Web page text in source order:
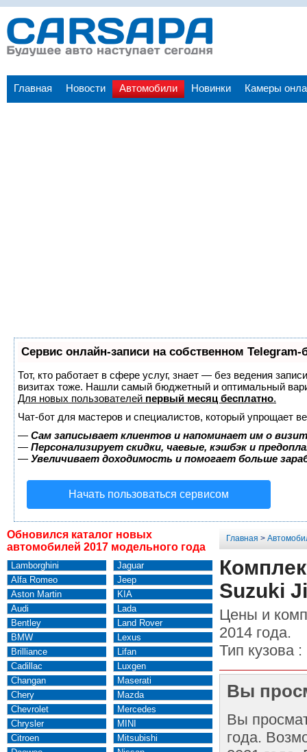
Главная Новости Автомобили Новинки Камеры
Сервис онлайн-записи на собственном Telegram-
Тот, кто работает в сфере услуг, знает — без ведения
визитах тоже. Нашли самый бюджетный и оптимальный
Для новых пользователей первый месяц бесплатно.
Чат-бот для мастеров и специалистов, который упрощает
— Сам записывает клиентов и напоминает им о
— Персонализирует скидки, чаевые, кэшбэк и
— Увеличивает доходимость и помогает больше
Начать пользоваться сервисом
Обновился каталог новых
автомобилей 2017 модельного года
Lamborghini
Alfa Romeo
Aston Martin
Audi
Bentley
BMW
Brilliance
Cadillac
Changan
Chery
Chevrolet
Chrysler
Citroen
Jaguar
Jeep
KIA
Lada
Land Rover
Lexus
Lifan
Luxgen
Maserati
Mazda
Mercedes
MINI
Mitsubishi
Главная >
Suzuki
Цены и
2014 года.
Тип кузова :
Вы
Вы
года.